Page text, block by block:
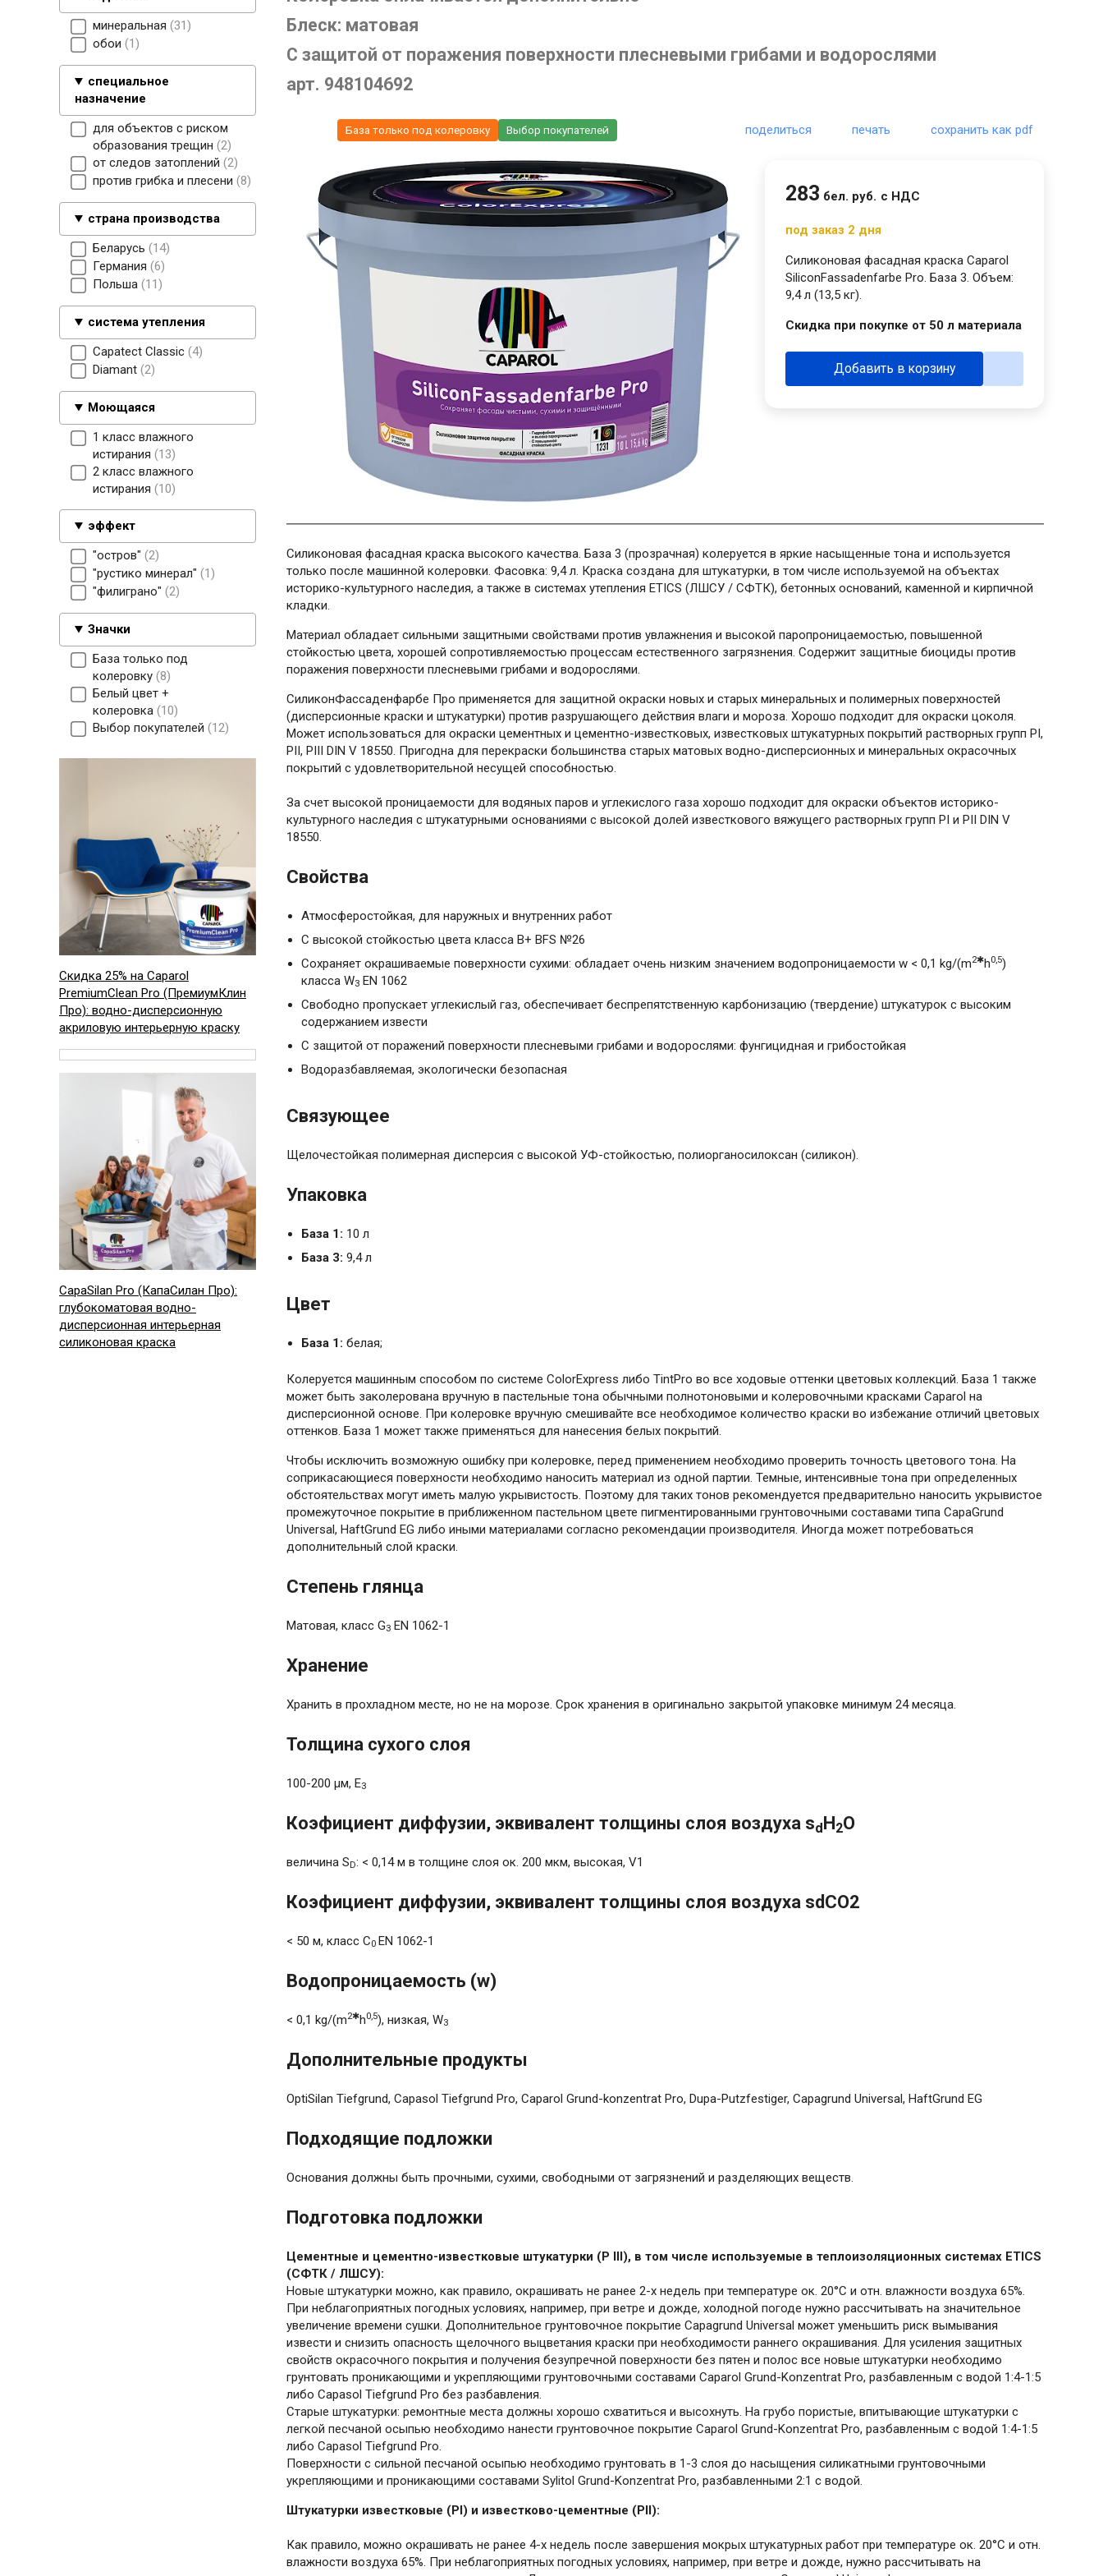
минеральная
31
обои
1
специальное
назначение
для объектов с риском
образования трещин 2
от следов затоплений 2
против грибка и плесени 8
страна производства
Беларусь
14
Германия 6
Польша 11
система утепления
Capatect Classic 4
Diamant 2
Моющаяся
1 класс влажного
истирания
13
2 класс влажного
истирания
10
эффект
"остров" 2
"рустико минерал"
1
"филиграно" 2
Значки
База только под
колеровку 8
Белый цвет +
колеровка 10
Выбор покупателей
12
Скидка 25% на Caparol
PremiumClean Pro (ПремиумКлин
Про): водно-дисперсионную
акриловую интерьерную краску
CapaSilan Pro (КапаСилан Про):
глубокоматовая водно-
дисперсионная интерьерная
силиконовая краска
Блеск: матовая
С защитой от поражения поверхности плесневыми грибами и водорослями
арт. 948104692
База только под колеровку Выбор покупателей поделиться печать сохранить как pdf
283 бел. руб. с НДС
под заказ 2 дня
Силиконовая фасадная краска Caparol
SiliconFassadenfarbe Pro. База 3. Объем:
9,4 л (13,5 кг).
Скидка при покупке от 50 л материала
Добавить в корзину
Силиконовая фасадная краска высокого качества. База 3 (прозрачная) колеруется в яркие насыщенные тона и используется
только после машинной колеровки. Фасовка: 9,4 л. Краска создана для штукатурки, в том числе используемой на объектах
историко-культурного наследия, а также в системах утепления ETICS (ЛШСУ / СФТК), бетонных оснований, каменной и кирпичной
кладки.
Материал обладает сильными защитными свойствами против увлажнения и высокой паропроницаемостью, повышенной
стойкостью цвета, хорошей сопротивляемостью процессам естественного загрязнения. Содержит защитные биоциды против
поражения поверхности плесневыми грибами и водорослями.
СиликонФассаденфарбе Про применяется для защитной окраски новых и старых минеральных и полимерных поверхностей
(дисперсионные краски и штукатурки) против разрушающего действия влаги и мороза. Хорошо подходит для окраски цоколя.
Может использоваться для окраски цементных и цементно-известковых, известковых штукатурных покрытий растворных групп PI,
PII, PIII DIN V 18550. Пригодна для перекраски большинства старых матовых водно-дисперсионных и минеральных окрасочных
покрытий с удовлетворительной несущей способностью.
За счет высокой проницаемости для водяных паров и углекислого газа хорошо подходит для окраски объектов историко-
культурного наследия с штукатурными основаниями с высокой долей известкового вяжущего растворных групп РI и PII DIN V
18550.
Свойства
Атмосферостойкая, для наружных и внутренних работ
С высокой стойкостью цвета класса B+ BFS №26
Сохраняет окрашиваемые поверхности сухими: обладает очень низким значением водопроницаемости w < 0,1 kg/(m2✱h0,5)
класса W3 EN 1062
Свободно пропускает углекислый газ, обеспечивает беспрепятственную карбонизацию (твердение) штукатурок с высоким
содержанием извести
С защитой от поражений поверхности плесневыми грибами и водорослями: фунгицидная и грибостойкая
Водоразбавляемая, экологически безопасная
Связующее
Щелочестойкая полимерная дисперсия с высокой УФ-стойкостью, полиорганосилоксан (силикон).
Упаковка
База 1: 10 л
База 3: 9,4 л
Цвет
База 1: белая;
Колеруется машинным способом по системе ColorExpress либо TintPro во все ходовые оттенки цветовых коллекций. База 1 также
может быть заколерована вручную в пастельные тона обычными полнотоновыми и колеровочными красками Caparol на
дисперсионной основе. При колеровке вручную смешивайте все необходимое количество краски во избежание отличий цветовых
оттенков. База 1 может также применяться для нанесения белых покрытий.
Чтобы исключить возможную ошибку при колеровке, перед применением необходимо проверить точность цветового тона. На
соприкасающиеся поверхности необходимо наносить материал из одной партии. Темные, интенсивные тона при определенных
обстоятельствах могут иметь малую укрывистость. Поэтому для таких тонов рекомендуется предварительно наносить укрывистое
промежуточное покрытие в приближенном пастельном цвете пигментированными грунтовочными составами типа CapaGrund
Universal, HaftGrund EG либо иными материалами согласно рекомендации производителя. Иногда может потребоваться
дополнительный слой краски.
Степень глянца
Матовая, класс G3 EN 1062-1
Хранение
Хранить в прохладном месте, но не на морозе. Срок хранения в оригинально закрытой упаковке минимум 24 месяца.
Толщина сухого слоя
100-200 µм, E3
Коэфициент диффузии, эквивалент толщины слоя воздуха sdH2O
величина S D: < 0,14 м в толщине слоя ок. 200 мкм, высокая, V1
Коэфициент диффузии, эквивалент толщины слоя воздуха sdСО2
< 50 м, класс C0 EN 1062-1
Водопроницаемость (w)
< 0,1 kg/(m2✱h0,5), низкая, W3
Дополнительные продукты
OptiSilan Tiefgrund, Capasol Tiefgrund Pro, Caparol Grund-konzentrat Pro, Dupa-Putzfestiger, Capagrund Universal, HaftGrund EG
Подходящие подложки
Основания должны быть прочными, сухими, свобод­ными от загрязнений и разделя­ющих веществ.
Подготовка подложки
Цементные и цементно-известковые штукатурки (P III), в том числе используемые в теплоизоляционных системах ETICS
(СФТК / ЛШСУ):
Новые штукатурки можно, как правило, окрашивать не ранее 2-х недель при температуре ок. 20°C и отн. влажности воздуха 65%.
При неблагоприятных погодных условиях, например, при ветре и дожде, холодной погоде нужно рассчитывать на значительное
увеличение времени сушки. Дополнительное грунтовочное покрытие Capagrund Universal может уменьшить риск вымывания
извести и снизить опасность щелочного выцветания краски при необходимости раннего окрашивания. Для усиления защитных
свойств окрасочного покрытия и получения безупречной поверхности без пятен и полос все новые штукатурки необходимо
грунтовать проникающими и укрепляющими грунтовочными составами Caparol Grund-Konzentrat Pro, разбавленным с водой 1:4-1:5
либо Capasol Tiefgrund Pro без разбавления.
Старые штукатурки: ремонтные места должны хорошо схватиться и высохнуть. На грубо пористые, впитывающие штукатурки с
легкой песчаной осыпью необходимо нанести грунтовочное покрытие Caparol Grund-Konzentrat Pro, разбавленным с водой 1:4-1:5
либо Capasol Tiefgrund Pro.
Поверхности с сильной песчаной осыпью необходимо грунтовать в 1-3 слоя до насыщения силикатными грунтовочными
укрепляющими и проникающими составами Sylitol Grund-Konzentrat Pro, разбавленными 2:1 с водой.
Штукатурки известковые (PI) и известково-цементные (PII):
Как правило, можно окрашивать не ранее 4-х недель после завершения мокрых штукатурных работ при температуре ок. 20°C и отн.
влажности воздуха 65%. При неблагоприятных погодных условиях, например, при ветре и дожде, нужно рассчитывать на